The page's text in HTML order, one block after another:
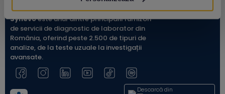
Synevoeste unul dintre principalii furnizori
de servicii de diagnostic de laborator din
România, oferind peste 2.500 de tipuri de
analize, de la teste uzuale la investigații
avansate.
Descarcă din